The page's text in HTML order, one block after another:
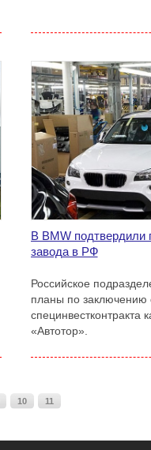
В BMW подтвердили
завода в РФ
Российское
планы по заключению
специнвестконтракта
«Автотор».
10 11